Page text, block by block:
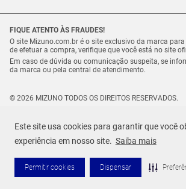
Este site usa cookies para garantir que você
experiência em nosso site. Saiba mais
Permitir cookies Dispensar
TAMANHO
Selecione o seu tamanho
ADICIONAR AO CARRINHO
FIQUE ATENTO ÀS FRAUDES!
O site Mizuno.com.br é o site exclusivo da marca
de efetuar a compra, verifique que você está no site
Em caso de dúvida ou comunicação suspeita, se
da marca ou pela central de atendimento.
© 2026 MIZUNO TODOS OS DIREITOS RESERVADOS.
Estrada Municipal Luiz Lopes Neto, n.º 21 – Tenentes
Extrema/MG